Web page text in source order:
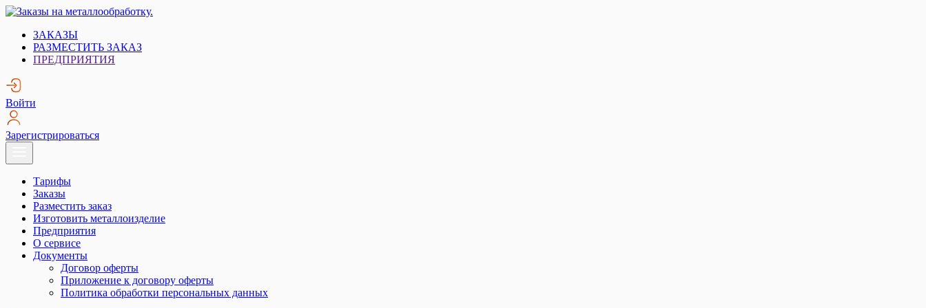
Skip
content
Заказы на металлообработку.
Металлообработка. Открытые заказы на металлообработку.
ЗАКАЗЫ
РАЗМЕСТИТЬ ЗАКАЗ
ПРЕДПРИЯТИЯ
Войти
Зарегистрироваться
Тарифы
Заказы
Разместить заказ
Изготовить металлоизделие
Предприятия
О сервисе
Документы
Договор оферты
Приложение к договору оферты
Политика обработки персональных данных